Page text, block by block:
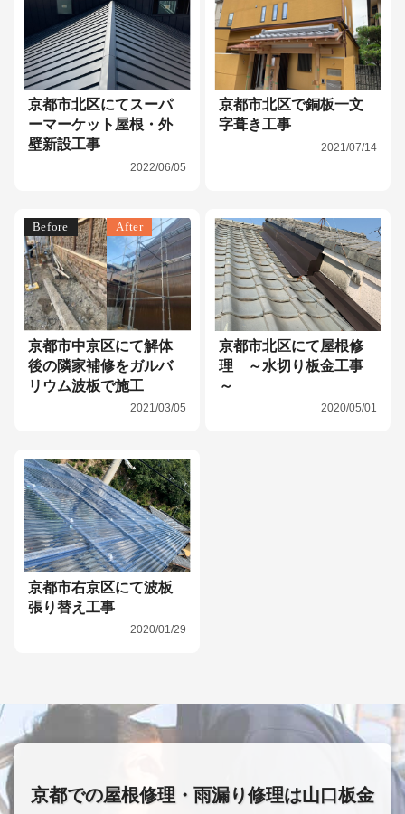
京都市北区にてスーパ
ーマーケット屋根・外
壁新設工事
2022/06/05
京都市北区で銅板一文
字葺き工事
2021/07/14
Before After
京都市中京区にて解体
後の隣家補修をガルバ
リウム波板で施工
2021/03/05
京都市北区にて屋根修
理 ～水切り板金工事
～
2020/05/01
京都市右京区にて波板
張り替え工事
2020/01/29
京都での屋根修理・雨漏り修理は山口板金